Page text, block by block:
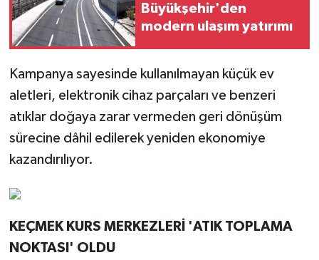
Büyükşehir'den
modern ulaşım yatırımı
Kampanya sayesinde kullanılmayan küçük ev
aletleri, elektronik cihaz parçaları ve benzeri
atıklar doğaya zarar vermeden geri dönüşüm
sürecine dâhil edilerek yeniden ekonomiye
kazandırılıyor.
KEÇMEK KURS MERKEZLERİ 'ATIK TOPLAMA
NOKTASI' OLDU